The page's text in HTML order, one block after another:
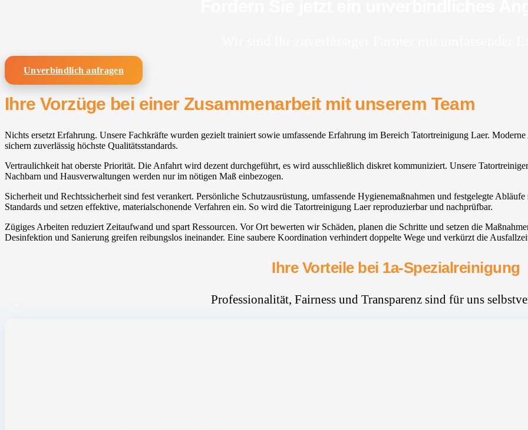
Unverbindlich anfragen
Ihre Vorzüge bei einer Zusammenarbeit mit unserem Team
Nichts ersetzt Erfahrung. Unsere Fachkräfte wurden gezielt trainiert sowie umfassende Erfahrung im Bereich Tatortreinigung Laer.
sichern zuverlässig höchste Qualitätsstandards.
Vertraulichkeit hat oberste Priorität. Die Anfahrt wird dezent durchgeführt, es wird ausschließlich diskret kommuniziert. Unsere
Nachbarn und Hausverwaltungen werden nur im nötigen Maß einbezogen.
Sicherheit und Rechtssicherheit sind fest verankert. Persönliche Schutzausrüstung, umfassende Hygienemaßnahmen und festgelegte
Standards und setzen effektive, materialschonende Verfahren ein. So wird die Tatortreinigung Laer reproduzierbar und nachprüfbar.
Zügiges Arbeiten reduziert Zeitaufwand und spart Ressourcen. Vor Ort bewerten wir Schäden, planen die Schritte und setzen die
Desinfektion und Sanierung greifen reibungslos ineinander. Eine saubere Koordination verhindert doppelte Wege und verkürzt die
Ihre Vorteile bei 1a-Spezialreinigung
Professionalität, Fairness und Transparenz sind für uns